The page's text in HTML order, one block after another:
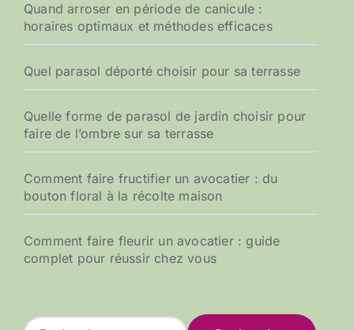
Quand arroser en période de canicule :
horaires optimaux et méthodes efficaces
Quel parasol déporté choisir pour sa terrasse
Quelle forme de parasol de jardin choisir pour
faire de l’ombre sur sa terrasse
Comment faire fructifier un avocatier : du
bouton floral à la récolte maison
Comment faire fleurir un avocatier : guide
complet pour réussir chez vous
R